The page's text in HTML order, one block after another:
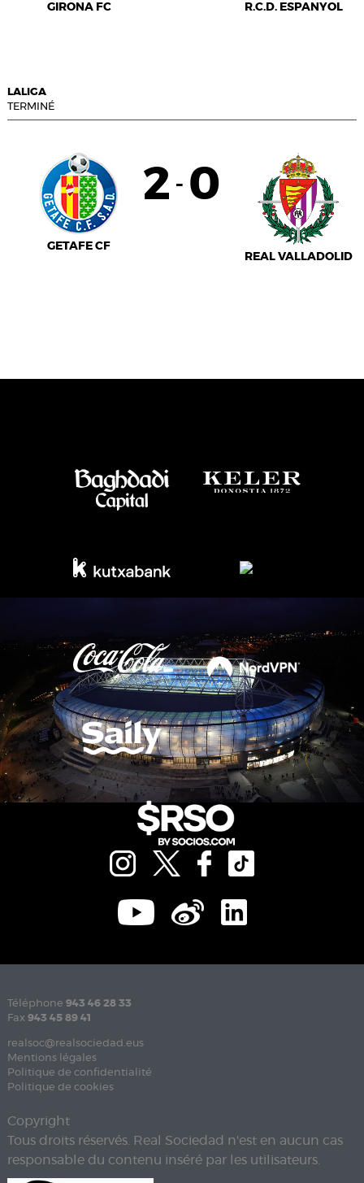
GIRONA FC R.C.D. ESPANYOL
LALIGA
TERMINÉ
GETAFE CF
2 - 0
REAL VALLADOLID
Téléphone 943 46 28 33
Fax 943 45 89 41
realsoc@realsociedad.eus
Mentions légales
Politique de confidentialité
Politique de cookies
Copyright
Tous droits réservés. Real Sociedad n'est en aucun cas
responsable du contenu inséré par les utilisateurs.